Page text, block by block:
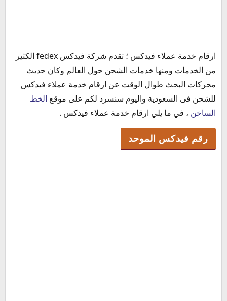
رقم فيدكس الموحد
رقم فيدكس الاتصال المباشر
رقم فيدكس للشكاوي
رقمفيدكس فرع الرياض
رقم فيدكس فرع جده
خدمة بريد فيدكس الرياض
رقم فيدكس تتبع الشحنة
ارقام خدمة عملاء فيدكس ؛ تقدم شركة فيدكس fedex الكثير
من الخدمات ومنها خدمات الشحن حول العالم وكان حديث
محركات البحث طوال الوقت عن ارقام خدمة عملاء فيدكس
للشحن فى السعودية واليوم سنسرد لكم على موقع الخط
الساخن ، في ما يلي ارقام خدمة عملاء فيدكس .
رقم فيدكس الموحد